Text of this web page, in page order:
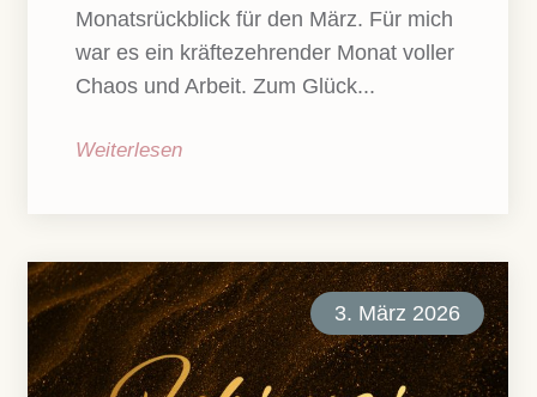
Monatsrückblick für den März. Für mich
war es ein kräftezehrender Monat voller
Chaos und Arbeit. Zum Glück...
Weiterlesen
3. März 2026